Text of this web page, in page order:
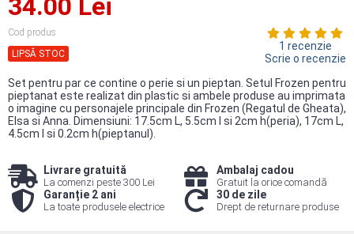
34.00 Lei
Cod produs
LIPSĂ STOC
1 recenzie
Scrie o recenzie
Set pentru par ce contine o perie si un pieptan. Setul Frozen pentru
pieptanat este realizat din plastic si ambele produse au imprimata
o imagine cu personajele principale din Frozen (Regatul de Gheata),
Elsa si Anna. Dimensiuni: 17.5cm L, 5.5cm l si 2cm h(peria), 17cm L,
4.5cm l si 0.2cm h(pieptanul).
Livrare gratuită
La comenzi peste 300 Lei
Ambalaj cadou
Gratuit la orice comandă
Garanție 2 ani
La toate produsele electrice
30 de zile
Drept de returnare produse